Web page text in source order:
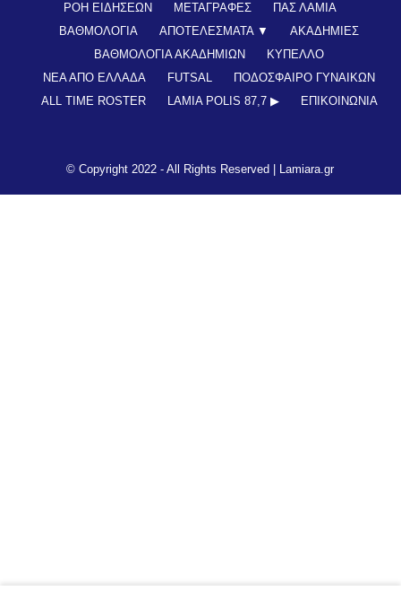
ΡΟΗ ΕΙΔΗΣΕΩΝ ΜΕΤΑΓΡΑΦΕΣ
ΠΑΣ ΛΑΜΙΑ
ΒΑΘΜΟΛΟΓΙΑ
ΑΠΟΤΕΛΕΣΜΑΤΑ ▼
ΑΚΑΔΗΜΙΕΣ
ΒΑΘΜΟΛΟΓΙΑ ΑΚΑΔΗΜΙΩΝ
ΚΥΠΕΛΛΟ
ΝΕΑ ΑΠΟ ΕΛΛΑΔΑ
FUTSAL
ΠΟΔΟΣΦΑΙΡΟ ΓΥΝΑΙΚΩΝ
ALL TIME ROSTER
LAMIA POLIS 87,7 ▶︎ ΕΠΙΚΟΙΝΩΝΊΑ
© Copyright 2022 - All Rights Reserved | Lamiara.gr